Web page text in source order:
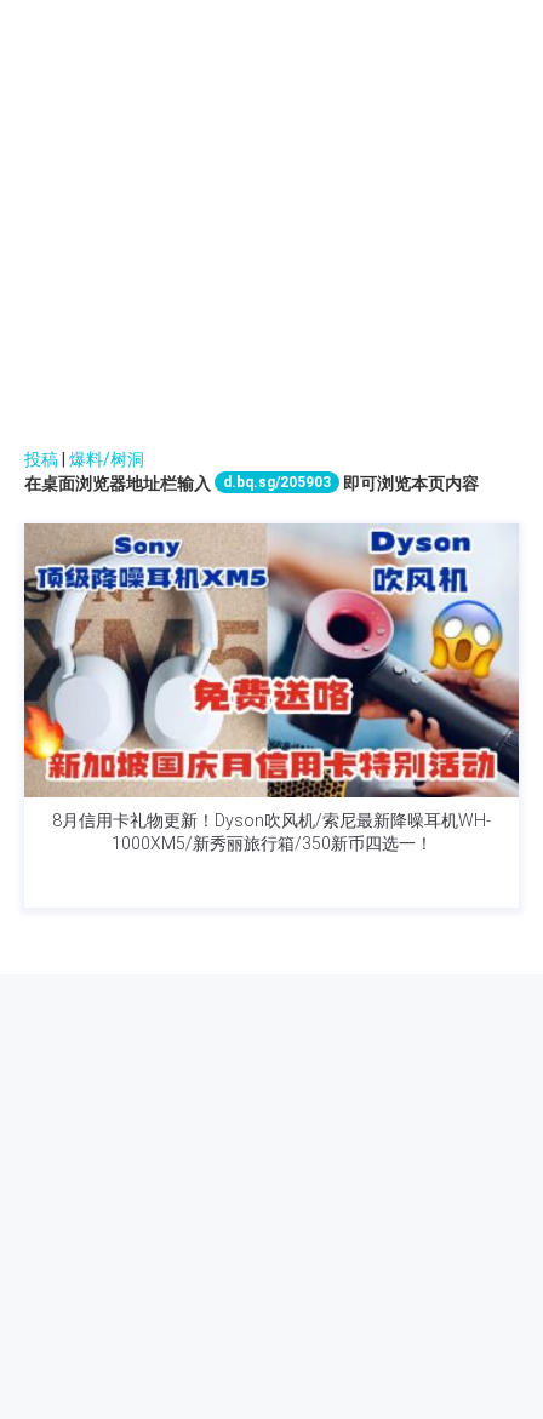
投稿 爆料/树洞
在桌面浏览器地址栏输入
d.bq.sg/205903 即可浏览本页内容
8月信用卡礼物更新！Dyson吹风机/索尼最新降噪耳机WH-
1000XM5/新秀丽旅行箱/350新币四选一！